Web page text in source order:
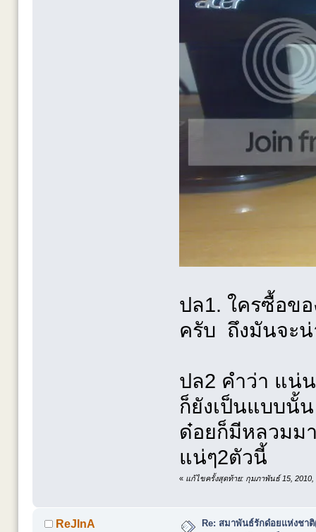
ปล1. ใครซื้อข
ครับ ถึงมันจะน่
ปล2 คำว่า แน่
ก็ยังเป็นแบบนั้
ด๋อยก็มีหลวมม
แน่ๆ2ตัวนี้
« แก้ไขครั้งสุดท้าย: กุมภาพันธ์ 15, 2010,
ReJInA
Re: สมาพันธ์รักด๋อยแห่งชา